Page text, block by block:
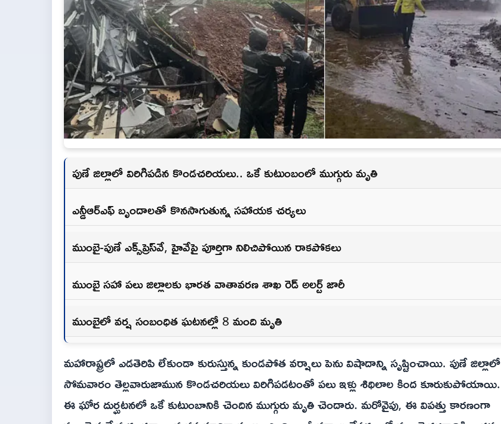
పుణే జిల్లాలో విరిగిపడిన కొండచరియలు.. ఒకే కుటుంబంలో ముగ్గురు మృతి
ఎన్డీఆర్ఎఫ్ బృందాలతో కొనసాగుతున్న సహాయక చర్యలు
ముంబై-పుణే ఎక్స్‌ప్రెస్‌వే, హైవేపై పూర్తిగా నిలిచిపోయిన రాకపోకలు
ముంబై సహా పలు జిల్లాలకు భారత వాతావరణ శాఖ రెడ్ అలర్ట్ జారీ
ముంబైలో వర్ష సంబంధిత ఘటనల్లో 8 మంది మృతి
మహారాష్ట్రలో ఎడతెరిపి లేకుండా కురుస్తున్న కుండపోత వర్షాలు పెను విషాదాన్ని సృష్టించాయి. పుణే జిల్లాలో
సోమవారం తెల్లవారుజామున కొండచరియలు విరిగిపడటంతో పలు ఇళ్లు శిథిలాల కింద కూరుకుపోయాయి.
ఈ ఘోర దుర్ఘటనలో ఒకే కుటుంబానికి చెందిన ముగ్గురు మృతి చెందారు. మరోవైపు, ఈ విపత్తు కారణంగా